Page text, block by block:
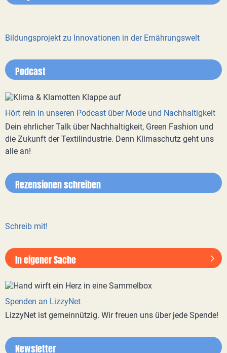
Bildungsprojekt zu Innovationen in der Ernährungswelt
Podcast
Hört rein in unseren Podcast über Mode und Nachhaltigkeit
Dein ehrlicher Talk über Nachhaltigkeit, Green Fashion und
die Zukunft der Textilindustrie. Denn Klimaschutz geht uns
alle an!
Rezensionen schreiben
Schreib mit!
In eigener Sache
Spenden an LizzyNet
LizzyNet ist gemeinnützig. Wir freuen uns über jede Spende!
Newsletter